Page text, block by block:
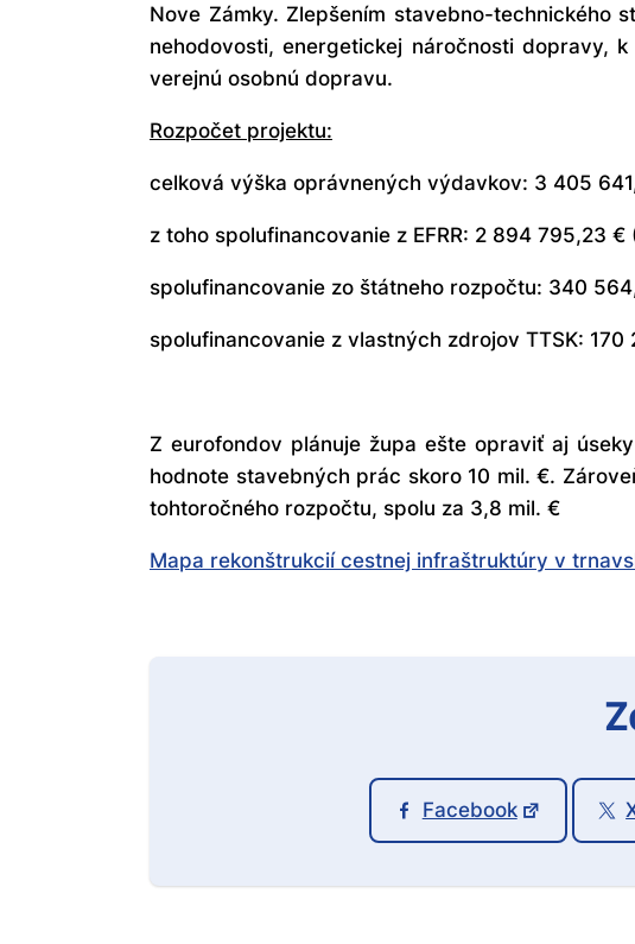
Nove Zámky. Zlepšením stavebno-technického
nehodovosti, energetickej náročnosti dopravy,
verejnú osobnú dopravu.
Rozpočet projektu:
celková výška oprávnených výdavkov: 3 405
z toho spolufinancovanie z EFRR: 2 894 795,23 €
spolufinancovanie zo štátneho rozpočtu: 340
spolufinancovanie z vlastných zdrojov TTSK: 170
Z eurofondov plánuje župa ešte opraviť aj
hodnote stavebných prác skoro 10 mil. €.
tohtoročného rozpočtu, spolu za 3,8 mil. €
Mapa rekonštrukcií cestnej infraštruktúry v
Facebook